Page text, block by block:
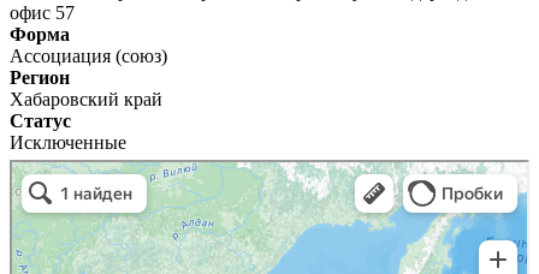
офис 57
Форма
Ассоциация (союз)
Регион
Хабаровский край
Статус
Исключенные